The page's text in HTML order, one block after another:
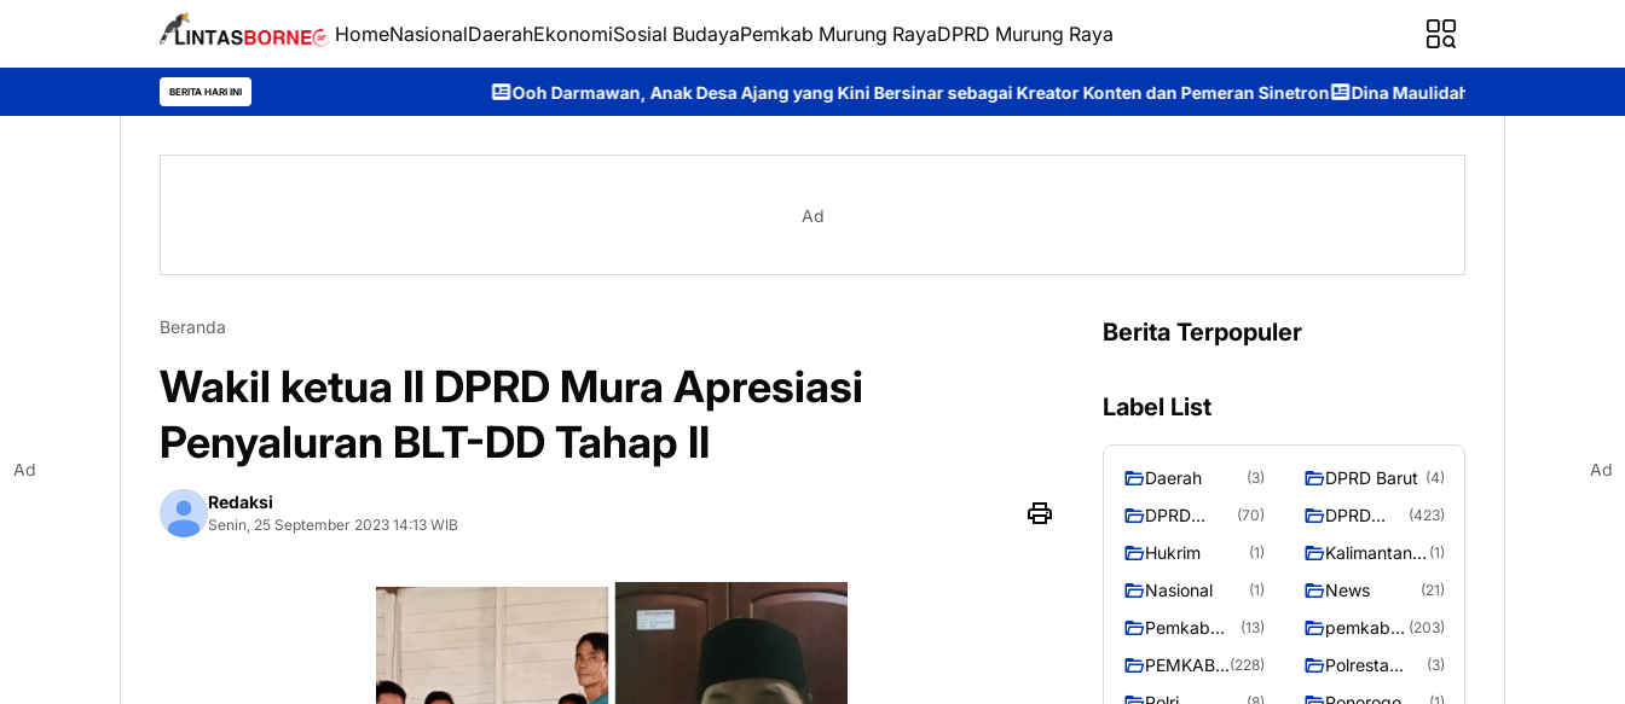
HomeNasionalDaerahEkonomiSosial BudayaPemkab Murung RayaDPRD Murung Raya
BERITA HARI INI Ooh Darmawan, Anak Desa Ajang yang Kini Bersinar sebagai Kreator Konten dan Pemeran Sinetron Dina Maulidah Terpilih Aklamasi Pimpin Perempuan
Ad
Beranda
Wakil ketua II DPRD Mura Apresiasi
Penyaluran BLT-DD Tahap II
Redaksi
Senin, 25 September 2023 14:13 WIB
Berita Terpopuler
Label List
Daerah (3) DPRD Barut (4)
DPRD
Raya
(70)
DPRD
RAYA
(423)
Hukrim (1)
Kalimantan
(1)
Nasional (1) News (21)
Pemkab
(13)
pemkab
raya
(203)
PEMKAB
(228)
Polresta
(3)
Ad Ad